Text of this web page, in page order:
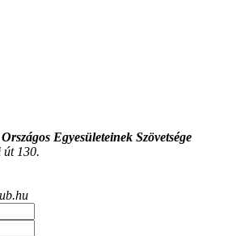
Egyesületeinek Szövetsége
út 130.